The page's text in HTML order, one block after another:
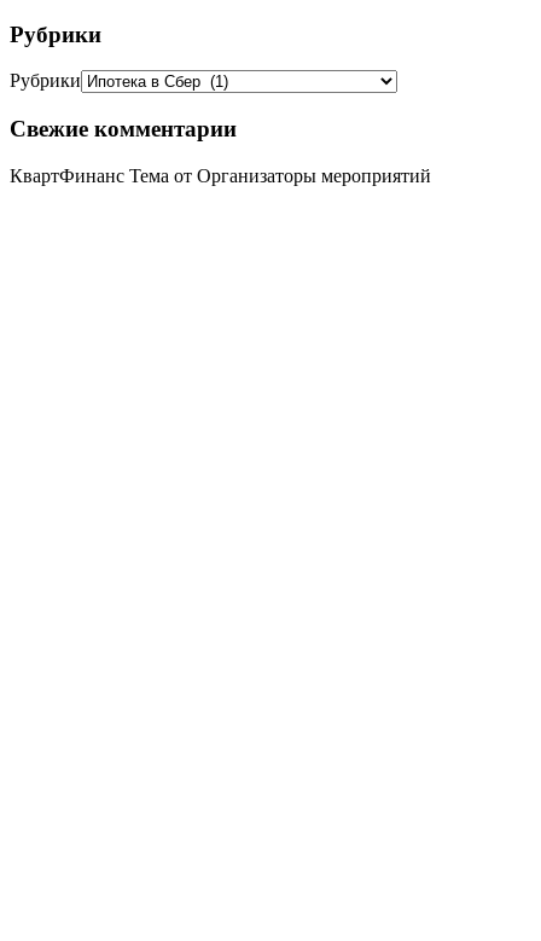
Рубрики
Рубрики
Свежие комментарии
КвартФинанс Тема от Организаторы мероприятий